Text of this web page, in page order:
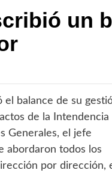
un
balance de su
de la Intendencia
Generales, el jefe
abordaron todos los
por dirección,